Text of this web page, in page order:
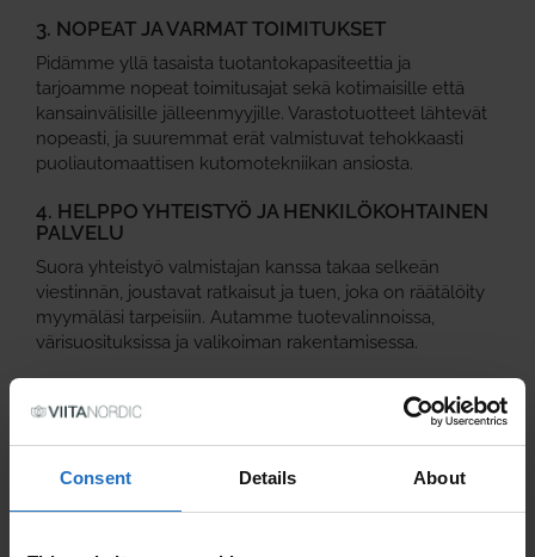
Consent Details About
3. NOPEAT JA VARMAT TOIMITUKSET
Pidämme yllä tasaista tuotantokapasiteettia ja
tarjoamme nopeat toimitusajat sekä kotimaisille että
kansainvälisille jälleenmyyjille. Varastotuotteet lähtevät
nopeasti, ja suuremmat erät valmistuvat tehokkaasti
puoliautomaattisen kutomotekniikan ansiosta.
4. HELPPO YHTEISTYÖ JA HENKILÖKOHTAINEN
PALVELU
Suora yhteistyö valmistajan kanssa takaa selkeän
viestinnän, joustavat ratkaisut ja tuen, joka on räätälöity
myymäläsi tarpeisiin. Autamme tuotevalinnoissa,
värisuosituksissa ja valikoiman rakentamisessa.
Villamatot
, jotka tuovat pehmeyttä ja luonnollista
lämpöä